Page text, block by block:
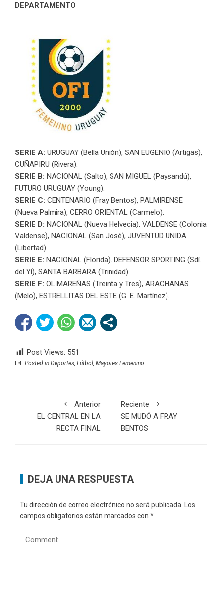
DEPARTAMENTO
SERIE A: URUGUAY (Bella Unión), SAN EUGENIO (Artigas),
CUÑAPIRU (Rivera).
SERIE B: NACIONAL (Salto), SAN MIGUEL (Paysandú),
FUTURO URUGUAY (Young).
SERIE C: CENTENARIO (Fray Bentos), PALMIRENSE
(Nueva Palmira), CERRO ORIENTAL (Carmelo).
SERIE D: NACIONAL (Nueva Helvecia), VALDENSE (Colonia
Valdense), NACIONAL (San José), JUVENTUD UNIDA
(Libertad).
SERIE E: NACIONAL (Florida), DEFENSOR SPORTING (Sdí.
del Yí), SANTA BARBARA (Trinidad).
SERIE F: OLIMAREÑAS (Treinta y Tres), ARACHANAS
(Melo), ESTRELLITAS DEL ESTE (G. E. Martínez).
Post Views: 551
Posted in Deportes, Fútbol, Mayores Femenino
Anterior
EL CENTRAL EN LA
RECTA FINAL
Reciente
SE MUDÓ A FRAY
BENTOS
DEJA UNA RESPUESTA
Tu dirección de correo electrónico no será publicada.
Los
campos obligatorios están marcados con *